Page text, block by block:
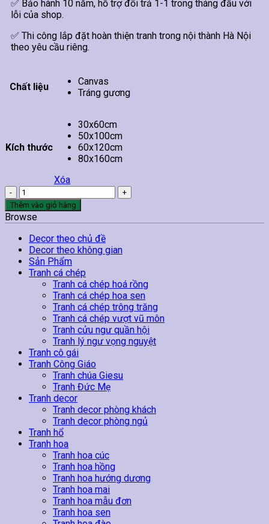
✅ Bảo hành 10 năm, hỗ trợ đổi trả 1-1 trong tháng đầu với
lỗi của shop.
✅ Thi công lắp đặt hoàn thiện tranh trong nội thành Hà Nội
theo yêu cầu riêng.
Chất liệu
Canvas
Tráng gương
Kích thước
30x60cm
50x100cm
60x120cm
80x160cm
Xóa
Tranh
Tán
Cây
Lá
Vàng
số
lượng
Thêm vào giỏ hàng
Browse
Decor theo chủ đề
Decor theo không gian
Sản Phẩm
Tranh cá chép
Tranh cá chép hoá rồng
Tranh cá chép hoa sen
Tranh cá chép trông trăng
Tranh cá chép vượt vũ môn
Tranh cửu ngư quần hội
Tranh lý ngư vọng nguyệt
Tranh cô gái
Tranh Công Giáo
Tranh chúa Giesu
Tranh Đức Mẹ
Tranh decor
Tranh decor phòng khách
Tranh decor phòng ngủ
Tranh hổ
Tranh hoa
Tranh hoa cúc
Tranh hoa hồng
Tranh hoa hướng dương
Tranh hoa mai
Tranh hoa mẫu đơn
Tranh hoa sen